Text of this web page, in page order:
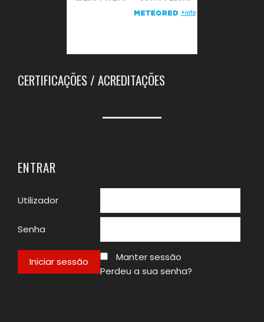
CERTIFICAÇÕES / ACREDITAÇÕES
ENTRAR
Utilizador
Senha
Manter sessão
Perdeu a sua senha?